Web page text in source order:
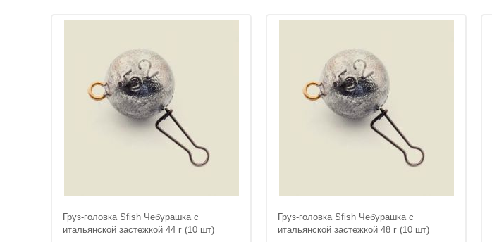
Груз-головка Sfish Чебурашка с
итальянской застежкой 44 г (10 шт)
Груз-головка Sfish Чебурашка с
итальянской застежкой 48 г (10 шт)